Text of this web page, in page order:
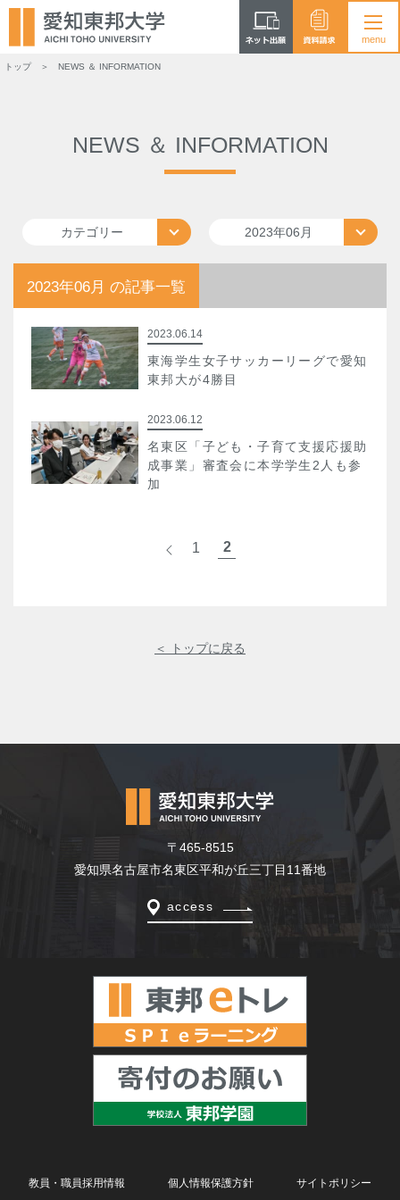
トップ NEWS ＆ INFORMATION
NEWS ＆ INFORMATION
カテゴリー 2023年06月
2023年06月 の記事一覧
2023.06.14
東海学生女子サッカーリーグで愛知
東邦大が4勝目
2023.06.12
名東区「子ども・子育て支援応援助
成事業」審査会に本学学生2人も参
加
<
1 2
＜ トップに戻る
〒465-8515
愛知県名古屋市名東区平和が丘三丁目11番地
access
教員・職員採用情報 個人情報保護方針 サイトポリシー